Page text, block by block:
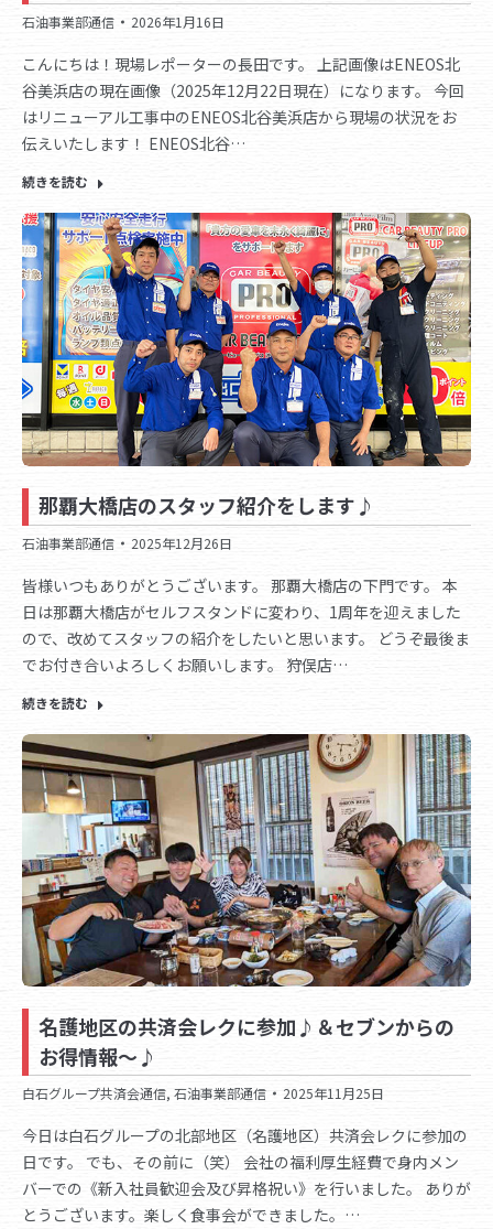
石油事業部通信 2026年1月16日
こんにちは！現場レポーターの長田です。 上記画像はENEOS北
谷美浜店の現在画像（2025年12月22日現在）になります。 今回
はリニューアル工事中のENEOS北谷美浜店から現場の状況をお
伝えいたします！ ENEOS北谷…
続きを読む
那覇大橋店のスタッフ紹介をします♪
石油事業部通信 2025年12月26日
皆様いつもありがとうございます。 那覇大橋店の下門です。 本
日は那覇大橋店がセルフスタンドに変わり、1周年を迎えました
ので、改めてスタッフの紹介をしたいと思います。 どうぞ最後ま
でお付き合いよろしくお願いします。 狩俣店…
続きを読む
名護地区の共済会レクに参加♪＆セブンからの
お得情報～♪
白石グループ共済会通信, 石油事業部通信 2025年11月25日
今日は白石グループの北部地区（名護地区）共済会レクに参加の
日です。 でも、その前に（笑） 会社の福利厚生経費で身内メン
バーでの《新入社員歓迎会及び昇格祝い》を行いました。 ありが
とうございます。楽しく食事会ができました。…